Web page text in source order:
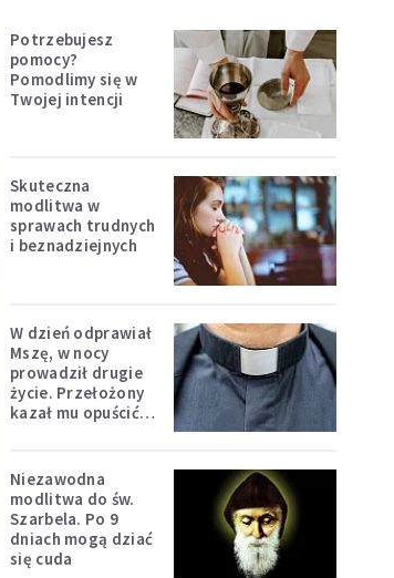
Potrzebujesz
pomocy?
Pomodlimy się w
Twojej intencji
Skuteczna
modlitwa w
sprawach trudnych
i beznadziejnych
W dzień odprawiał
Mszę, w nocy
prowadził drugie
życie. Przełożony
kazał mu opuścić
Niezawodna
modlitwa do św.
Szarbela. Po 9
dniach mogą dziać
się cuda